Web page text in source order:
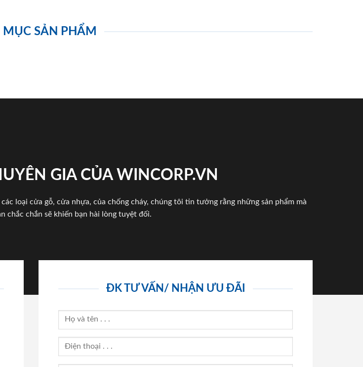
MỤC SẢN PHẨM
GIA CỦA WINCORP.VN
loại cửa gỗ, cửa nhựa, của chống cháy, chúng tôi tin tưởng rằng những sản phẩm mà
chắc chắn sẽ khiến bạn hài lòng tuyệt đối.
ĐK TƯ VẤN/ NHẬN ƯU ĐÃI